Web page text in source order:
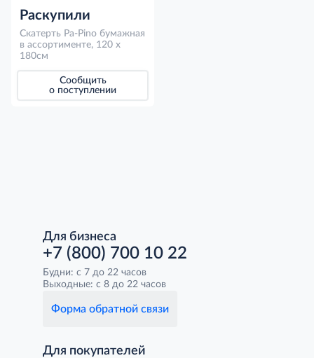
Раскупили
Скатерть Pa-Pino бумажная
в ассортименте, 120 х
180см
Сообщить
о поступлении
Для бизнеса
+7 (800) 700 10 22
Будни: с 7 до 22 часов
Выходные: с 8 до 22 часов
Форма обратной связи
Для покупателей